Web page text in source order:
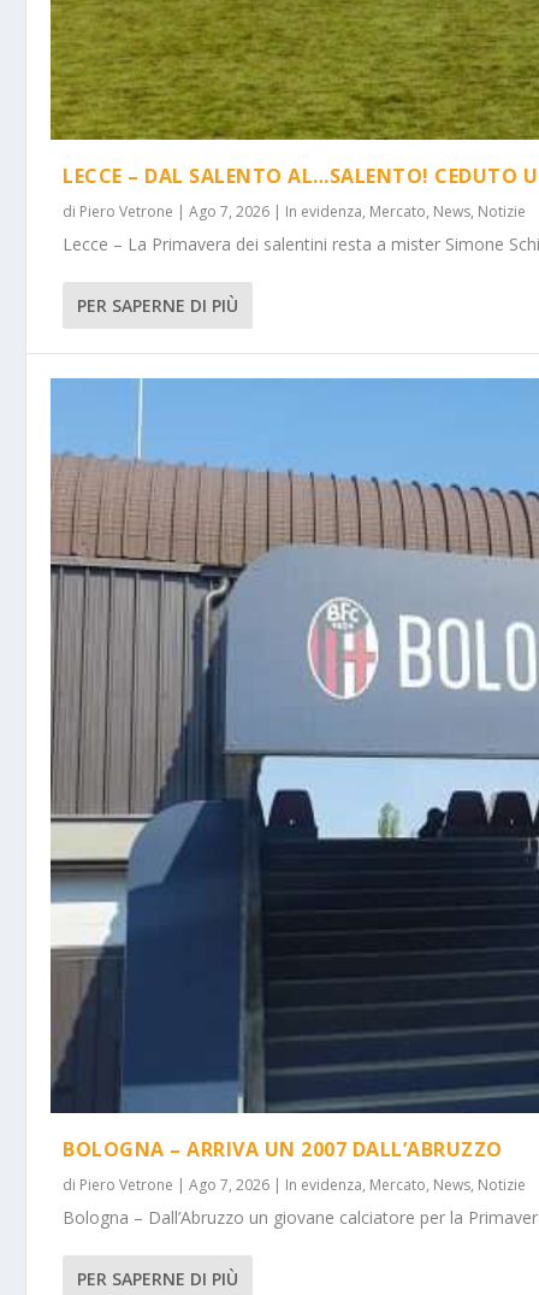
LECCE – DAL SALENTO AL…SALENTO! CEDUTO
di Piero Vetrone |Ago 7, 2026 | In evidenza, Mercato, News, Notizie
Lecce – La Primavera dei salentini resta a mister Simone
PER SAPERNE DI PIÙ
BOLOGNA – ARRIVA UN 2007 DALL’ABRUZZO
di Piero Vetrone |Ago 7, 2026 | In evidenza, Mercato, News, Notizie
Bologna – Dall’Abruzzo un giovane calciatore per la
PER SAPERNE DI PIÙ